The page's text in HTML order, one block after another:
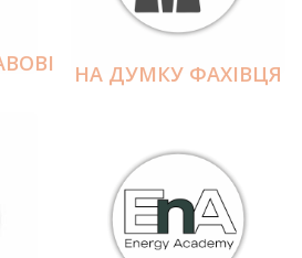
НА ДУМКУ ФАХІВЦЯ